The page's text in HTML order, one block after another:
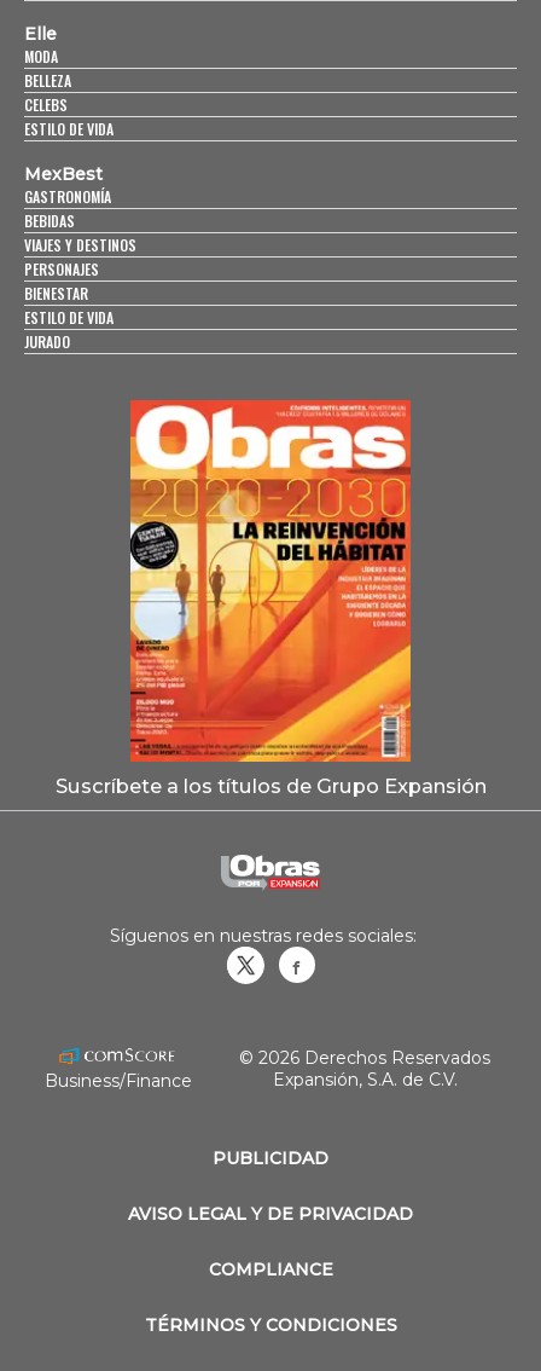
Elle
MODA
BELLEZA
CELEBS
ESTILO DE VIDA
MexBest
GASTRONOMÍA
BEBIDAS
VIAJES Y DESTINOS
PERSONAJES
BIENESTAR
ESTILO DE VIDA
JURADO
Suscríbete a los títulos de Grupo Expansión
PUBLICIDAD
AVISO LEGAL Y DE PRIVACIDAD
COMPLIANCE
TÉRMINOS Y CONDICIONES
Síguenos en nuestras redes sociales:
Business/Finance
© 2026 Derechos Reservados
Expansión, S.A. de C.V.